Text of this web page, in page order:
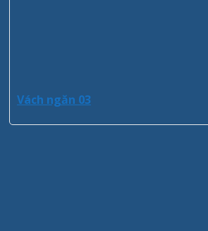
Vách ngăn 03